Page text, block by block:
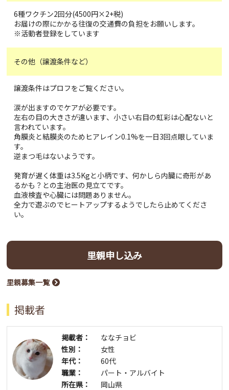
6種ワクチン2回分(4500円×2+税)
お届けの際にかかる往復の交通費の負担をお願いします。
※活動者登録をしています
その他（譲渡条件など）
譲渡条件はプロフをご覧ください。
涙が出ますのでケアが必要です。
左右の目の大きさが違います、小さい右目の虹彩は心配ないと
言われています。
角膜炎と結膜炎のためヒアレイン0.1%を一日3回点眼していま
す。
逆まつ毛はないようです。
発育が遅く体重は3.5Kgと小柄です、何かしら内臓に奇形があ
るかも？との主治医の見立てです。
血液検査や心臓には問題ありません。
全力で遊ぶのでヒートアップするようでしたら止めてくださ
い。
里親申し込み
里親募集一覧
掲載者
掲載者：
ななチョビ
性別：
女性
年代：
60代
職業：
パート・アルバイト
所在県：
岡山県